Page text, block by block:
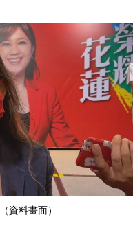
資料畫面）